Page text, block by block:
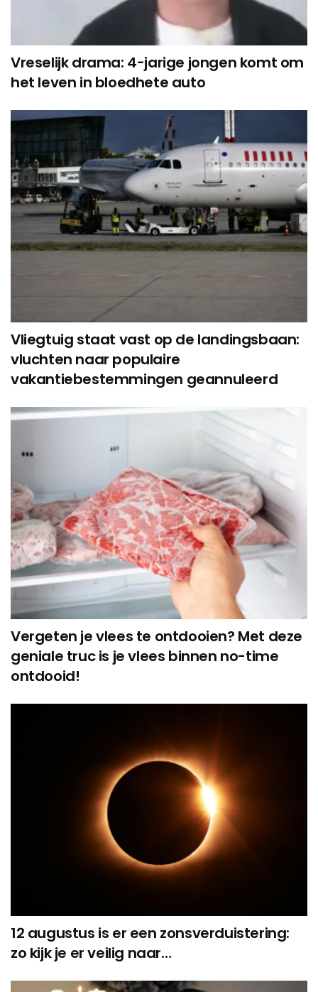
Vreselijk drama: 4-jarige jongen komt om
het leven in bloedhete auto
Vliegtuig staat vast op de landingsbaan:
vluchten naar populaire
vakantiebestemmingen geannuleerd
Vergeten je vlees te ontdooien? Met deze
geniale truc is je vlees binnen no-time
ontdooid!
12 augustus is er een zonsverduistering:
zo kijk je er veilig naar…